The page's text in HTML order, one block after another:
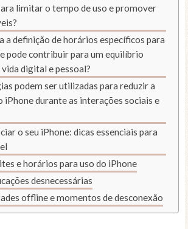
limitar o tempo de uso e promover
a definição de horários específicos para
pode contribuir para um equilíbrio
digital e pessoal?
podem ser utilizadas para reduzir a
iPhone durante as interações sociais e
o seu iPhone: dicas essenciais para
e horários para uso do iPhone
desnecessárias
offline e momentos de desconexão